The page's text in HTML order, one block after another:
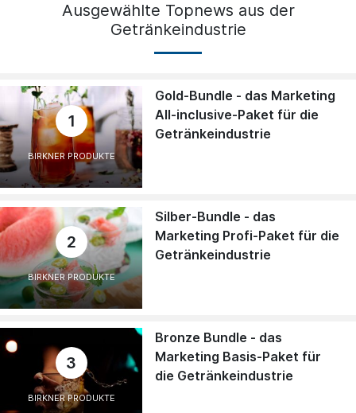
Ausgewählte Topnews aus der
Getränkeindustrie
1
BIRKNER PRODUKTE
Gold-Bundle - das Marketing
All-inclusive-Paket für die
Getränkeindustrie
2
BIRKNER PRODUKTE
Silber-Bundle - das
Marketing Profi-Paket für die
Getränkeindustrie
3
BIRKNER PRODUKTE
Bronze Bundle - das
Marketing Basis-Paket für
die Getränkeindustrie